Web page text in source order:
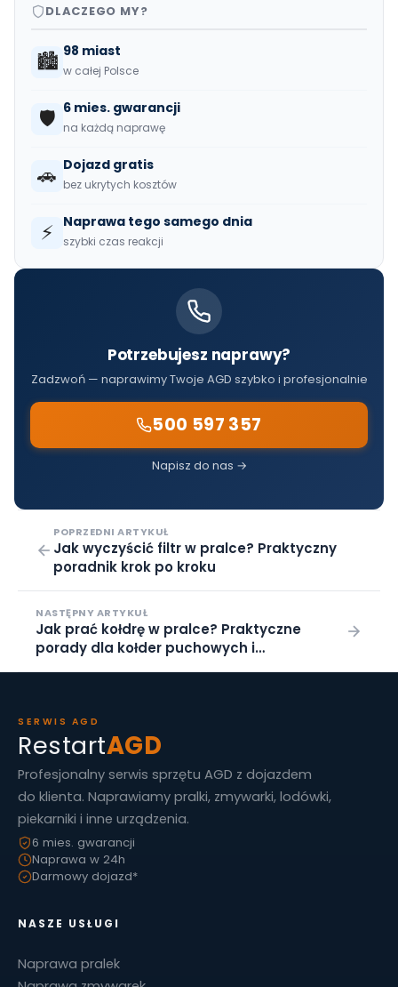
DLACZEGO MY?
🏙️ 98 miast
w całej Polsce
🛡️ 6 mies. gwarancji
na każdą naprawę
🚗 Dojazd gratis
bez ukrytych kosztów
⚡ Naprawa tego samego dnia
szybki czas reakcji
Potrzebujesz naprawy?
Zadzwoń — naprawimy Twoje AGD szybko i profesjonalnie
500 597 357
Napisz do nas →
POPRZEDNI ARTYKUŁ
Jak wyczyścić filtr w pralce? Praktyczny
poradnik krok po kroku
NASTĘPNY ARTYKUŁ
Jak prać kołdrę w pralce? Praktyczne
porady dla kołder puchowych i
SERWIS AGD
RestartAGD
Profesjonalny serwis sprzętu AGD z dojazdem
do klienta. Naprawiamy pralki, zmywarki, lodówki,
piekarniki i inne urządzenia.
6 mies. gwarancji
Naprawa w 24h
Darmowy dojazd*
NASZE USŁUGI
Naprawa pralek